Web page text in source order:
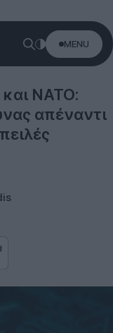
MENU
και ΝΑΤΟ:
απέναντι